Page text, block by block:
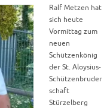
Ralf Metzen hat
sich heute
Vormittag zum
neuen
Schützenkönig
der St. Aloysius-
Schützenbruder
schaft
Stürzelberg